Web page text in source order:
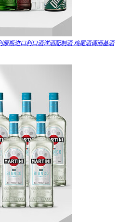
瓶进口利口酒洋酒配制酒 鸡尾酒调酒基酒